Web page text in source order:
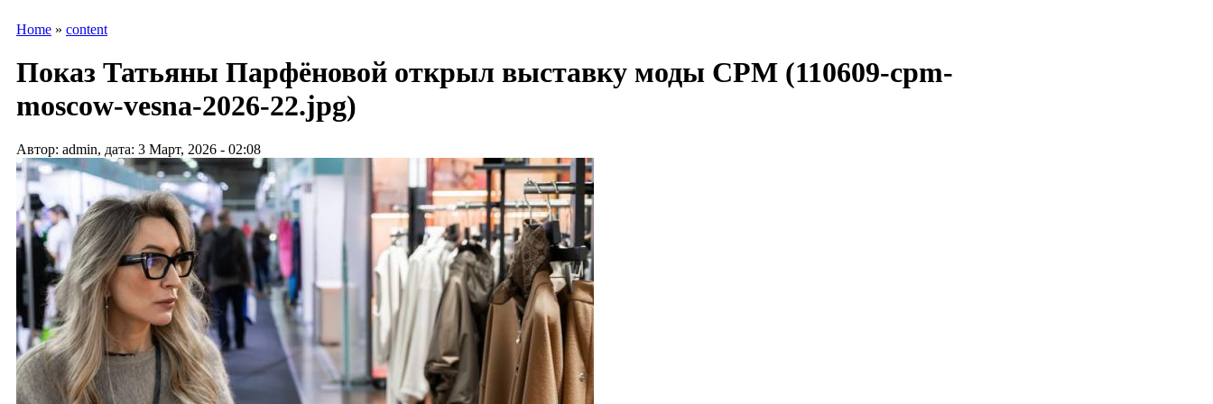
Home » content
Показ Татьяны Парфёновой открыл выставку моды CPM (110609-cpm-
moscow-vesna-2026-22.jpg)
Автор: admin, дата: 3 Март, 2026 - 02:08